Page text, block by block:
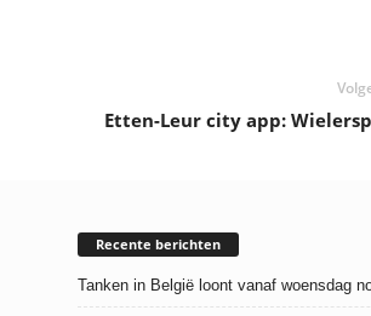
Etten-Leur city app:
Recente berichten
Tanken in België loont vanaf woensdag